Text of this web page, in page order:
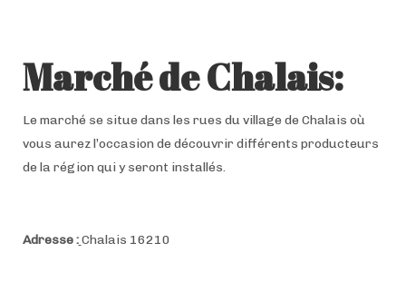
Marché de Chalais:
Le marché se situe dans les rues du village de Chalais où
vous aurez l’occasion de découvrir différents producteurs
de la région qui y seront installés.
Adresse : Chalais 16210